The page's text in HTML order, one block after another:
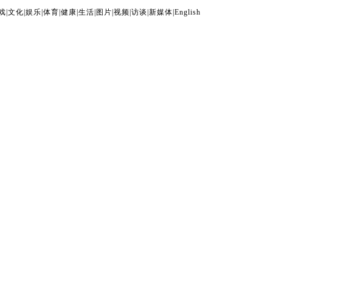
文化 娱乐 体育 健康 生活 图片 视频 访谈 新媒体 English